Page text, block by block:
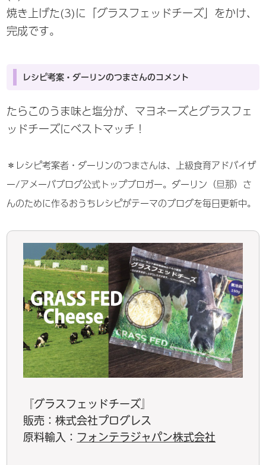
焼き上げた(3)に「グラスフェッドチーズ」をかけ、
完成です。
レシピ考案・ダーリンのつまさんのコメント
たらこのうま味と塩分が、マヨネーズとグラスフェ
ッドチーズにベストマッチ！
＊レシピ考案者・ダーリンのつまさんは、上級食育アドバイザ
ー/アメーバブログ公式トップブロガー。ダーリン（旦那）さ
んのために作るおうちレシピがテーマのブログを毎日更新中。
『グラスフェッドチーズ』
販売：株式会社プログレス
原料輸入： フォンテラジャパン株式会社